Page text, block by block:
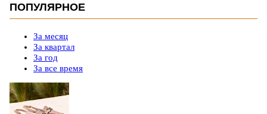
ПОПУЛЯРНОЕ
За месяц
За квартал
За год
За все время